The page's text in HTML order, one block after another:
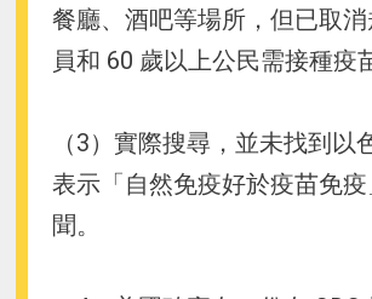
餐廳、酒吧等場所，但已取
員和 60 歲以上公民需接種疫
（3）實際搜尋，並未找到以
表示「自然免疫好於疫苗免
聞。